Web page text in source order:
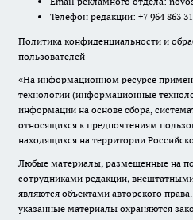
Телефон редакции: +7 964 863
Политика конфиденциальности и
пользователей
«На информационном ресурсе
технологии (информационные
информации на основе сбора,
относящихся к предпочтениям
находящихся на территории
Любые материалы, размещенные на
сотрудниками редакции,
являются объектами авторского
указанные материалы охраняются